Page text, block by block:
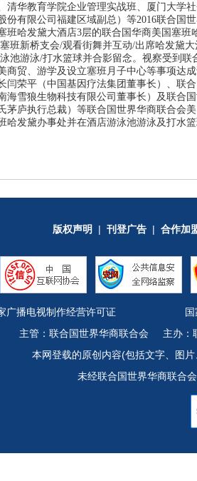
清华教育学院企业管理实战班、厦门大学
份有限公司福建区域副总）等2016联合国
班哈发黛大酒店3层的联合国华商美国塞
班新桥支会/观看街舞并互动/出席哈发黛
池游泳/打水篮球并合影留念。视察受到
商贸、游学及设立塞班月子中心等事项达
闫荣平（中国基因疗法集团董事长）、联
海雪狼生物科技有限公司董事长）及联合
茅庐执行总裁）等联合国世界华商联合会
哈发黛办事处并在酒店游泳池游泳及打水
版权声明 | 刊登广告 | 合作加
广播电视制作经营许可证
主管：联合国世界华商联合会 主办
本网登载的原创内容(包括文字、图
未经联合国世界华商联合